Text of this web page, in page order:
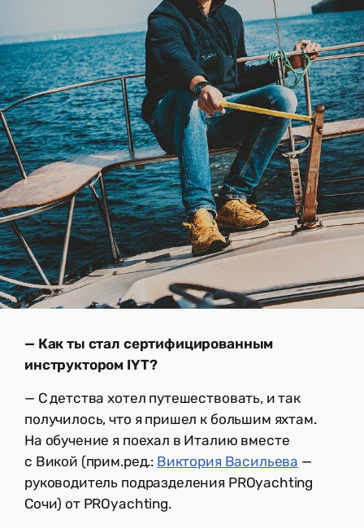
— Как ты стал сертифицированным
инструктором IYT?
— С детства хотел путешествовать, и так
получилось, что я пришел к большим яхтам.
На обучение я поехал в Италию вместе
с Викой (прим.ред.: Виктория Васильева —
руководитель подразделения PROyachting
Сочи) от PROyachting.